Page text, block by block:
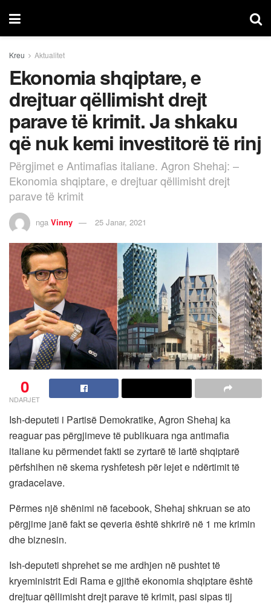
Kreu Aktualitet
Ekonomia shqiptare, e
drejtuar qëllimisht drejt
parave të krimit. Ja shkaku
që nuk kemi investitorë të rinj
Përgjimet e Antimafias italiane. Agron Shehaj: –
Ekonomia shqiptare, e drejtuar qëllimisht drejt
parave të krimit
nga Vinny 25 Janar, 2021
0
NDARJET
Ish-deputeti i Partisë Demokratike, Agron Shehaj ka
reaguar pas përgjimeve të publikuara nga antimafia
italiane ku përmendet fakti se zyrtarë të lartë shqiptarë
përfshihen në skema ryshfetesh për lejet e ndërtimit të
gradacelave.
Përmes një shënimi në facebook, Shehaj shkruan se ato
përgjime janë fakt se qeveria është shkrirë në 1 me krimin
dhe biznesin.
Ish-deputeti shprehet se me ardhjen në pushtet të
kryeministrit Edi Rama e gjithë ekonomia shqiptare është
drejtuar qëllimisht drejt parave të krimit, pasi sipas tij